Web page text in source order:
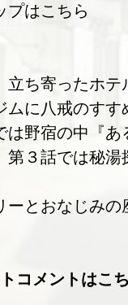
プはこちら
立ち寄ったホテ
ムに八戒のすす
は野宿の中『あ
第３話では秘湯
ーとおなじみの
コメントはこ